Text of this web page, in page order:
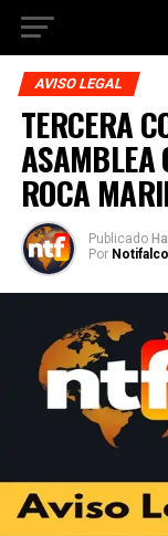
AVISO LEGAL
TERCERA
ASAMBLEA
ROCA
Publicado
Por